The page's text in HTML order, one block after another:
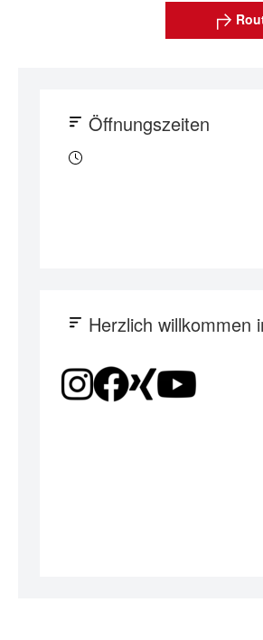
Öffnungszeiten
Herzlich willkommen